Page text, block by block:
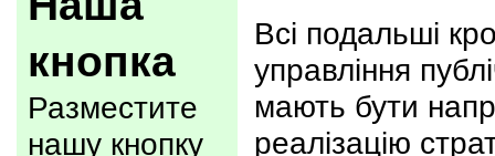
кнопка
Разместите
нашу кнопку
Всі подальші
управління
мають бути
реалізацію